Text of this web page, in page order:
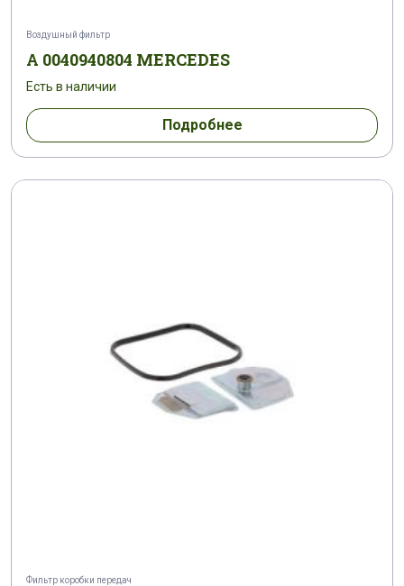
Воздушный фильтр
A 0040940804 MERCEDES
Есть в наличии
Подробнее
Фильтр коробки передач